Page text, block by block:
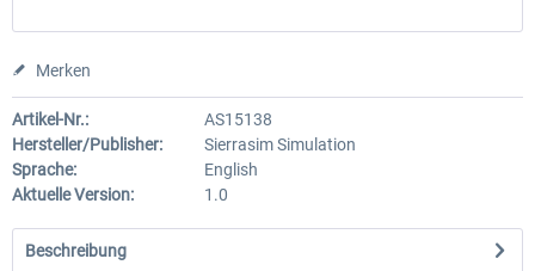
Merken
Artikel-Nr.:
AS15138
Hersteller/Publisher:
Sierrasim Simulation
Sprache:
English
Aktuelle Version:
1.0
Beschreibung